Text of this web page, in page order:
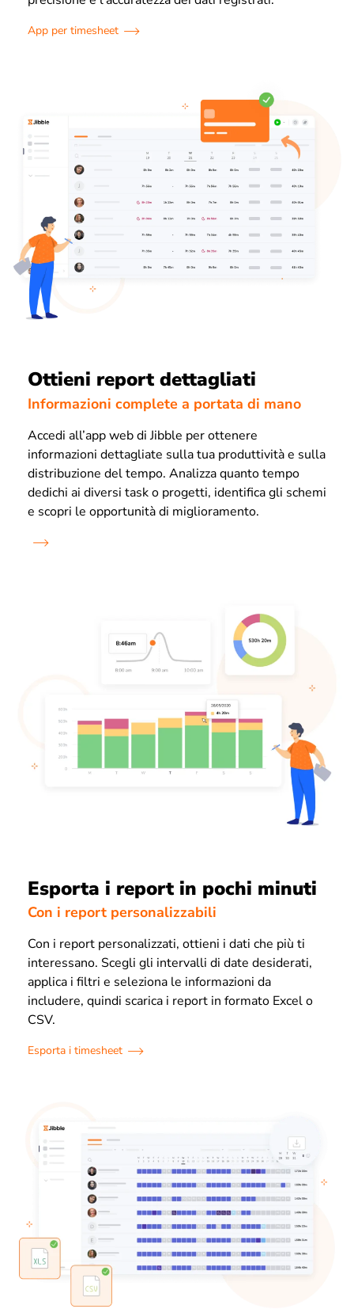
App per timesheet
Ottieni report dettagliati
Informazioni complete a portata di mano
Accedi all’app web di Jibble per ottenere
informazioni dettagliate sulla tua produttività e sulla
distribuzione del tempo. Analizza quanto tempo
dedichi ai diversi task o progetti, identifica gli schemi
e scopri le opportunità di miglioramento.
Esporta i report in pochi minuti
Con i report personalizzabili
Con i report personalizzati, ottieni i dati che più ti
interessano. Scegli gli intervalli di date desiderati,
applica i filtri e seleziona le informazioni da
includere, quindi scarica i report in formato Excel o
CSV.
Esporta i timesheet